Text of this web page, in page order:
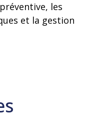
les
et la gestion